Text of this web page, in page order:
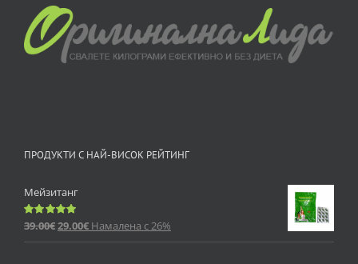
ПРОДУКТИ С НАЙ-ВИСОК РЕЙТИНГ
Мейзитанг
Оценено
39.00€29.00€ Намалена с 26%